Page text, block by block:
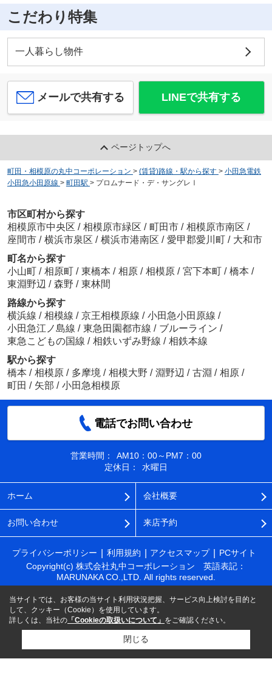
こだわり特集
一人暮らし物件
メールで共有する LINEで共有する
ページトップへ
町田・相模原の丸中コーポレーション > (賃貸)路線・駅から探す > 小田急電鉄
小田急小田原線 > 町田駅 > プロムナード・デ・サングレⅠ
市区町村から探す
相模原市中央区 / 相模原市緑区 / 町田市 / 相模原市南区 /
座間市 / 横浜市泉区 / 横浜市港南区 / 愛甲郡愛川町 / 大和市
町名から探す
小山町 / 相原町 / 東橋本 / 相原 / 相模原 / 宮下本町 / 橋本 /
東淵野辺 / 森野 / 東林間
路線から探す
横浜線 / 相模線 / 京王相模原線 / 小田急小田原線 /
小田急江ノ島線 / 東急田園都市線 / ブルーライン /
東急こどもの国線 / 相鉄いずみ野線 / 相鉄本線
駅から探す
橋本 / 相模原 / 多摩境 / 相模大野 / 淵野辺 / 古淵 / 相原 /
町田 / 矢部 / 小田急相模原
電話でお問い合わせ
営業時間：
AM10：00～PM7：00
定休日：
水曜日
ホーム 会社概要
お問い合わせ 来店予約
プライバシーポリシー 利用規約 アクセスマップ
PCサイト
Copyright(c) 株式会社丸中コーポレーション 英語表記：
MARUNAKA CO.,LTD. All rights reserved.
当サイトでは、お客様の当サイト利用状況把握、サービス向上検討を目的と
して、クッキー（Cookie）を使用しています。
詳しくは、当社の 「Cookieの取扱いについて」 をご確認ください。
閉じる